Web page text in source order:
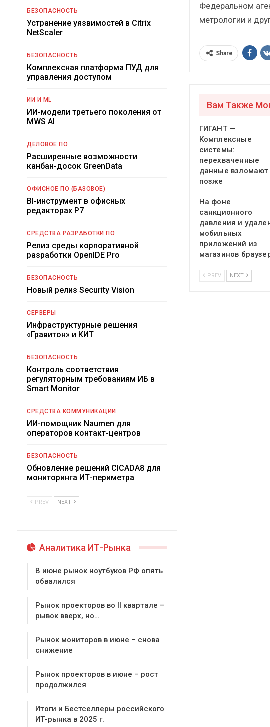
Федеральном
метрологии и
Share
Вам Также
ГИГАНТ —
Комплексные
системы:
перехваченные
данные взломают
позже
На фоне
санкционного
давления и
мобильных
приложений из
магазинов
PREV NEXT
БЕЗОПАСНОСТЬ
Устранение уязвимостей в Citrix
NetScaler
БЕЗОПАСНОСТЬ
Комплексная платформа ПУД для
управления доступом
ИИ И ML
ИИ-модели третьего поколения от
MWS AI
ДЕЛОВОЕ ПО
Расширенные возможности
канбан-досок GreenData
ОФИСНОЕ ПО (БАЗОВОЕ)
BI-инструмент в офисных
редакторах Р7
СРЕДСТВА РАЗРАБОТКИ ПО
Релиз среды корпоративной
разработки OpenIDE Pro
БЕЗОПАСНОСТЬ
Новый релиз Security Vision
СЕРВЕРЫ
Инфраструктурные решения
«Гравитон» и КИТ
БЕЗОПАСНОСТЬ
Контроль соответствия
регуляторным требованиям ИБ в
Smart Monitor
СРЕДСТВА КОММУНИКАЦИИ
ИИ-помощник Naumen для
операторов контакт-центров
БЕЗОПАСНОСТЬ
Обновление решений CICADA8 для
мониторинга ИТ-периметра
PREV NEXT
Аналитика ИТ-Рынка
В июне рынок ноутбуков РФ опять
обвалился
Рынок проекторов во II квартале –
рывок вверх, но…
Рынок мониторов в июне – снова
снижение
Рынок проекторов в июне – рост
продолжился
Итоги и Бестселлеры российского
ИТ-рынка в 2025 г.